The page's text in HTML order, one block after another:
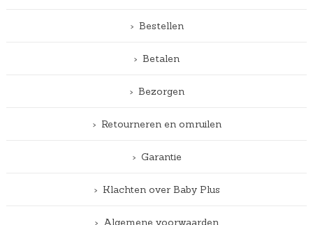
Bestellen
Betalen
Bezorgen
Retourneren en omruilen
Garantie
Klachten over Baby Plus
Algemene voorwaarden